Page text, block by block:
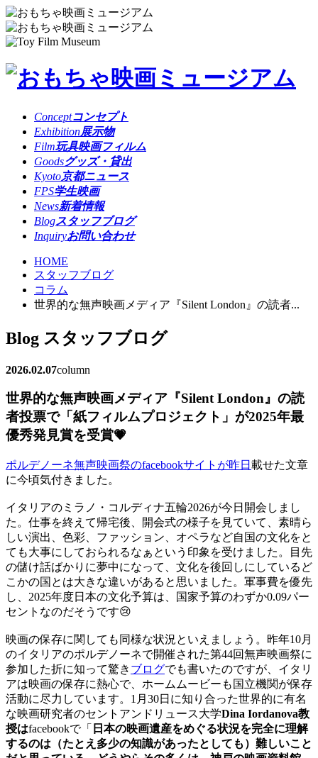
Conceptコンセプト
Exhibition展示物
Film玩具映画フィルム
Goodsグッズ・貸出
Kyoto京都ニュース
FPS学生映画
News新着情報
Blogスタッフブログ
Inquiryお問い合わせ
HOME
スタッフブログ
コラム
世界的な無声映画メディア『Silent London』の読者...
Blog スタッフブログ
2026.02.07column
世界的な無声映画メディア『Silent London』の読
者投票で「紙フィルムプロジェクト」が2025年最
優秀発見賞を受賞💗
ポルデノーネ無声映画祭のfacebookサイトが昨日 載せた文章
に今頃気付きました。
イタリアのミラノ・コルディナ五輪2026が今日開会しまし
た。仕事を終えて帰宅後、開会式の様子を見ていて、素晴ら
しい演出、色彩、ファッション、オペラなど自国の文化をと
ても大事にしておられるなぁという印象を受けました。目先
の儲け話ばかりに夢中になって、文化を後回しにしているど
こかの国とは大きな違いがあると思いました。軍事費を優先
し、2025年度日本の文化予算は、国家予算のわずか0.09パー
セントなのだそうです😢
映画の保存に関しても同様な状況といえましょう。昨年10月
のイタリアのポルデノーネで開催された第44回無声映画祭に
参加した折に知って驚き ブログでも書いたのですが、イタリ
アは映画の保存に熱心で、ホームムービーも国立機関が保存
活動に尽力しています。1月30日に知り合った世界的に有名
な映画研究者のセントアンドリュース大学Dina Iordanova教
授はfacebookで「 日本の映画遺産をめぐる状況を完全に理解
するのは（たとえ多少の知識があったとしても）難しいこと